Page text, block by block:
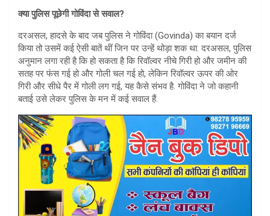
क्या पुलिस पूछेगी गोविंदा से सवाल?
दरअसल, हादसे के बाद जब पुलिस ने गोविंदा (Govinda) का बयान दर्ज
किया तो उसमें कई ऐसी बातें थीं जिन पर उन्हें थोड़ा शक था. दरअसल, पुलिस
अनुमान लगा रही है कि हो सकता है कि रिवॉल्वर नीचे गिरी हो और जमीन की
सतह पर फंस गई हो और गोली चल गई हो, लेकिन रिवॉल्वर ऊपर की ओर
गिरी और सीधे पैर में गोली लग गई, यह कैसे संभव है. गोविंदा ने जो कहानी
बताई उसे लेकर पुलिस के मन में कई सवाल हैं.